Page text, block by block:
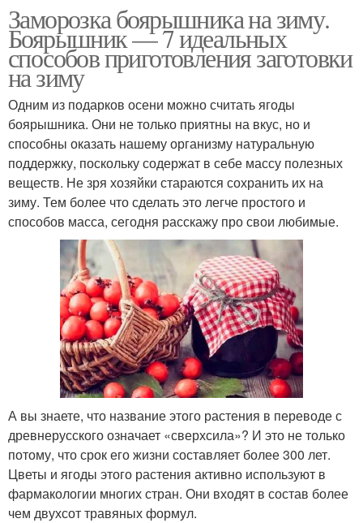
Заморозка боярышника на зиму.
Боярышник — 7 идеальных
способов приготовления заготовки
на зиму
Одним из подарков осени можно считать ягоды
боярышника. Они не только приятны на вкус, но и
способны оказать нашему организму натуральную
поддержку, поскольку содержат в себе массу полезных
веществ. Не зря хозяйки стараются сохранить их на
зиму. Тем более что сделать это легче простого и
способов масса, сегодня расскажу про свои любимые.
А вы знаете, что название этого растения в переводе с
древнерусского означает «сверхсила»? И это не только
потому, что срок его жизни составляет более 300 лет.
Цветы и ягоды этого растения активно используют в
фармакологии многих стран. Они входят в состав более
чем двухсот травяных формул.